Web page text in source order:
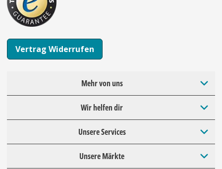
Vertrag Widerrufen
Mehr von uns
Wir helfen dir
Unsere Services
Unsere Märkte